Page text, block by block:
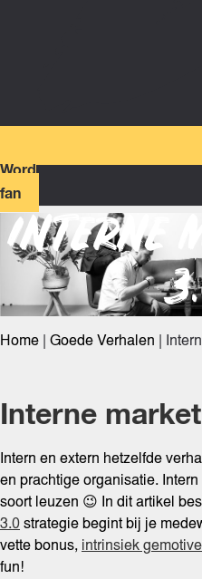
Word
fan
INTERNE
Home Goede Verhalen
Interne
Intern en extern hetzelfde
en prachtige organisatie.
soort leuzen 😉 In dit artikel
3.0strategie begint bij je
vette bonus,intrinsiek
fun!